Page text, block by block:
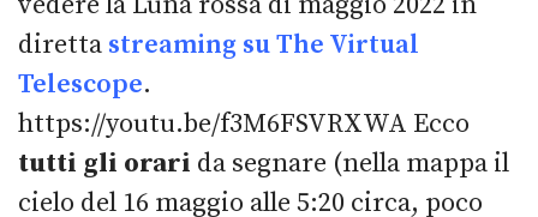
diretta streaming su The Virtual
Telescope.
https://youtu.be/f3M6FSVRXWA Ecco
tutti gli orari da segnare (nella mappa il
cielo del 16 maggio alle 5:20 circa, poco